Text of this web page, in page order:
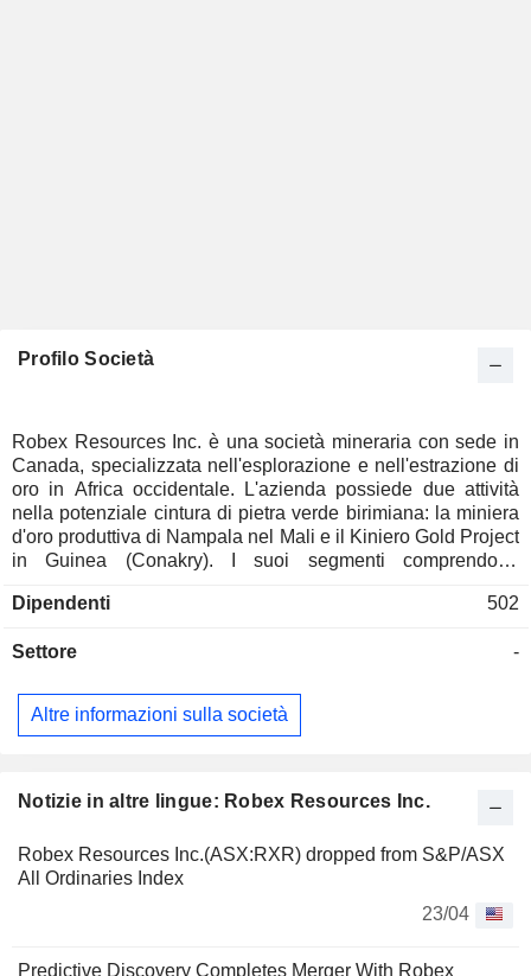
Notizie in altre lingue: Robex Resources Inc.
Robex Resources Inc.(ASX:RXR) dropped from S&P/ASX
All Ordinaries Index
23/04
Predictive Discovery Completes Merger With Robex
Profilo Società
Robex Resources Inc. è una società mineraria con sede in
Canada, specializzata nell'esplorazione e nell'estrazione di
oro in Africa occidentale. L'azienda possiede due attività
nella potenziale cintura di pietra verde birimiana: la miniera
d'oro produttiva di Nampala nel Mali e il Kiniero Gold Project
in Guinea (Conakry). I suoi segmenti comprendono
valutazione mineraria-Guinea e l'Esplorazione e valutazione
470 chilometri quadrati (km2) di licenze minerarie nel
adiacenti Kiniero (mineraria) e Mansounia (esplorativa) che
ospitano numerosi depositi. La miniera d'oro di Nampala si
nord-ovest della miniera di Syama (gestita da Resolute
La miniera si trova nella regione amministrativa di Sikasso.
Dipendenti 502
Settore -
Altre informazioni sulla società